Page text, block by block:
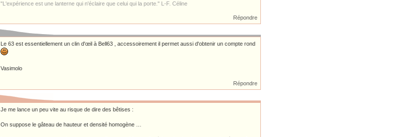
"L'expérience est une lanterne qui n'éclaire que celui qui la porte." L-F. Céline
Répondre
Le 63 est essentiellement un clin d'œil à Bell63 , accessoirement il permet aussi d'obtenir un compte rond
Vasimolo
Répondre
Je me lance un peu vite au risque de dire des bêtises :
On suppose le gâteau de hauteur et densité homogène …